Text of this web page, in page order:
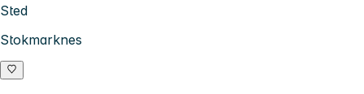
Sted
Stokmarknes